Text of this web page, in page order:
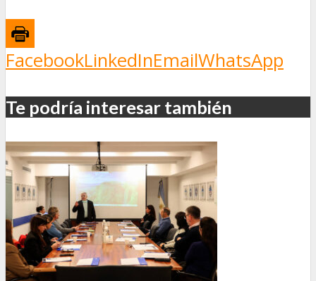
FacebookLinkedInEmailWhatsApp
Te podría interesar también